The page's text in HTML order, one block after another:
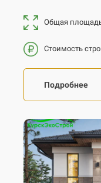
Общая
Стоимость
Подробнее